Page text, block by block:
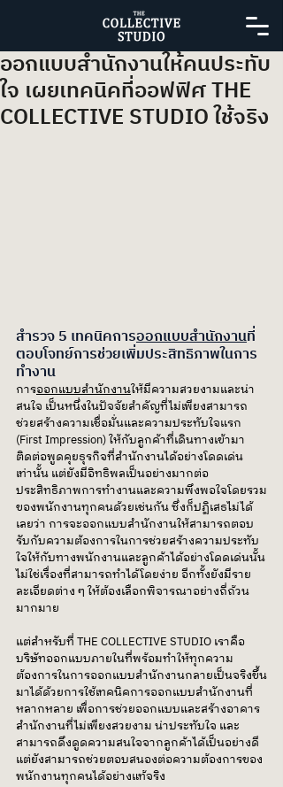
ออกแบบสำนักงานให้คนประทับ
ใจ เผยเทคนิคที่ออฟฟิศ THE
COLLECTIVE STUDIO ใช้จริง
สำรวจ 5 เทคนิคการออกแบบสำนักงานที่
ตอบโจทย์การช่วยเพิ่มประสิทธิภาพในการ
ทำงาน
การออกแบบสำนักงานให้มีความสวยงามและน่า
สนใจ เป็นหนึ่งในปัจจัยสำคัญที่ไม่เพียงสามารถ
ช่วยสร้างความเชื่อมั่นและความประทับใจแรก
(First Impression) ให้กับลูกค้าที่เดินทางเข้ามา
ติดต่อพูดคุยธุรกิจที่สำนักงานได้อย่างโดดเด่น
เท่านั้น แต่ยังมีอิทธิพลเป็นอย่างมากต่อ
ประสิทธิภาพการทำงานและความพึงพอใจโดยรวม
ของพนักงานทุกคนด้วยเช่นกัน ซึ่งก็ปฏิเสธไม่ได้
เลยว่า การจะออกแบบสำนักงานให้สามารถตอบ
รับกับความต้องการในการช่วยสร้างความประทับ
ใจให้กับทางพนักงานและลูกค้าได้อย่างโดดเด่นนั้น
ไม่ใช่เรื่องที่สามารถทำได้โดยง่าย อีกทั้งยังมีราย
ละเอียดต่าง ๆ ให้ต้องเลือกพิจารณาอย่างถี่ถ้วน
มากมาย
แต่สำหรับที่ THE COLLECTIVE STUDIO เราคือ
บริษัทออกแบบภายในที่พร้อมทำให้ทุกความ
ต้องการในการออกแบบสำนักงานกลายเป็นจริงขึ้น
มาได้ด้วยการใช้เทคนิคการออกแบบสำนักงานที่
หลากหลาย เพื่อการช่วยออกแบบและสร้างอาคาร
สำนักงานที่ไม่เพียงสวยงาม น่าประทับใจ และ
สามารถดึงดูดความสนใจจากลูกค้าได้เป็นอย่างดี
แต่ยังสามารถช่วยตอบสนองต่อความต้องการของ
พนักงานทุกคนได้อย่างแท้จริง